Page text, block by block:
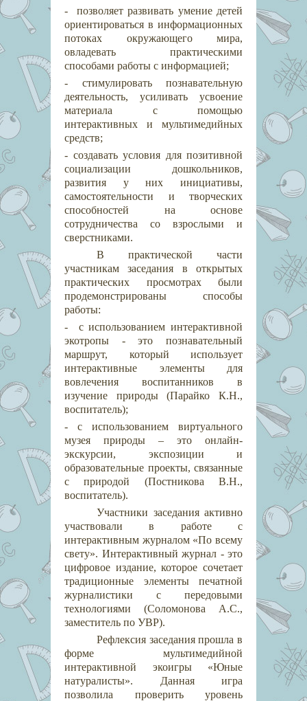
- позволяет развивать умение детей
ориентироваться в информационных
потоках окружающего мира,
овладевать практическими
способами работы с информацией;
- стимулировать познавательную
деятельность, усиливать усвоение
материала с помощью
интерактивных и мультимедийных
средств;
- создавать условия для позитивной
социализации дошкольников,
развития у них инициативы,
самостоятельности и творческих
способностей на основе
сотрудничества со взрослыми и
сверстниками.
В практической части
участникам заседания в открытых
практических просмотрах были
продемонстрированы способы
работы:
- с использованием интерактивной
экотропы - это познавательный
маршрут, который использует
интерактивные элементы для
вовлечения воспитанников в
изучение природы (Парайко К.Н.,
воспитатель);
- с использованием виртуального
музея природы – это онлайн-
экскурсии, экспозиции и
образовательные проекты, связанные
с природой (Постникова В.Н.,
воспитатель).
Участники заседания активно
участвовали в работе с
интерактивным журналом «По всему
свету». Интерактивный журнал - это
цифровое издание, которое сочетает
традиционные элементы печатной
журналистики с передовыми
технологиями (Соломонова А.С.,
заместитель по УВР).
Рефлексия заседания прошла в
форме мультимедийной
интерактивной экоигры «Юные
натуралисты». Данная игра
позволила проверить уровень